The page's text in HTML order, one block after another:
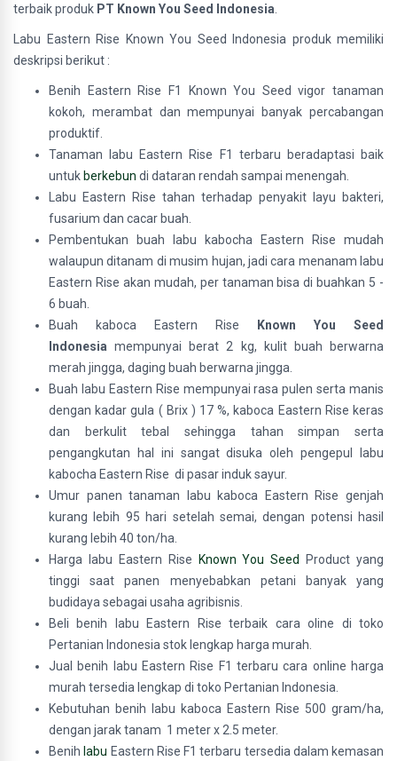
terbaik produk PT Known You Seed Indonesia
Labu Eastern Rise Known You Seed Indonesia produk memiliki
deskripsi berikut :
Benih Eastern Rise F1 Known You Seed vigor tanaman
kokoh, merambat dan mempunyai banyak percabangan
produktif.
Tanaman labu Eastern Rise F1 terbaru beradaptasi baik
untuk berkebun di dataran rendah sampai menengah.
Labu Eastern Rise tahan terhadap penyakit layu bakteri,
fusarium dan cacar buah.
Pembentukan buah labu kabocha Eastern Rise mudah
walaupun ditanam di musim hujan, jadi cara menanam labu
Eastern Rise akan mudah, per tanaman bisa di buahkan 5 -
6 buah.
Buah kaboca Eastern Rise
Known You Seed
Indonesiamempunyai berat 2 kg, kulit buah berwarna
merah jingga, daging buah berwarna jingga.
Buah labu Eastern Rise mempunyai rasa pulen serta manis
dengan kadar gula ( Brix ) 17 %, kaboca Eastern Rise keras
dan berkulit tebal sehingga tahan simpan serta
pengangkutan hal ini sangat disuka oleh pengepul labu
kabocha Eastern Rise di pasar induk sayur.
Umur panen tanaman labu kaboca Eastern Rise genjah
kurang lebih 95 hari setelah semai, dengan potensi hasil
kurang lebih 40 ton/ha.
Harga labu Eastern Rise
Known You Seed
Product yang
tinggi saat panen menyebabkan petani banyak yang
budidaya sebagai usaha agribisnis.
Beli benih labu Eastern Rise terbaik cara oline di toko
Pertanian Indonesia stok lengkap harga murah.
Jual benih labu Eastern Rise F1 terbaru cara online harga
murah tersedia lengkap di toko Pertanian Indonesia.
Kebutuhan benih labu kaboca Eastern Rise 500 gram/ha,
dengan jarak tanam 1 meter x 2.5 meter.
Benih labu Eastern Rise F1 terbaru tersedia dalam kemasan